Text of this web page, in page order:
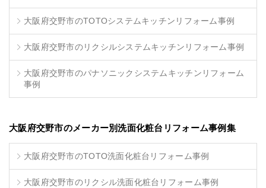
大阪府交野市のTOTOシステムキッチンリフォーム事例
大阪府交野市のリクシルシステムキッチンリフォーム事例
大阪府交野市のパナソニックシステムキッチンリフォーム
事例
大阪府交野市のメーカー別洗面化粧台リフォーム事例集
大阪府交野市のTOTO洗面化粧台リフォーム事例
大阪府交野市のリクシル洗面化粧台リフォーム事例